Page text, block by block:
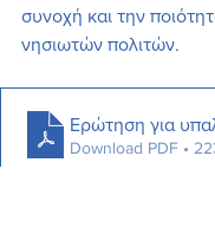
συνοχή και την
νησιωτών πολιτών.
Ερώτηση για
Download PDF •